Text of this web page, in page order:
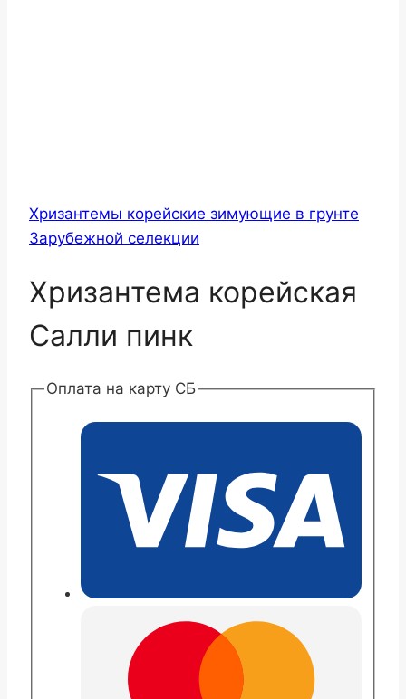
Хризантемы корейские зимующие в грунте
Зарубежной селекции
Хризантема корейская
Салли пинк
Оплата на карту СБ